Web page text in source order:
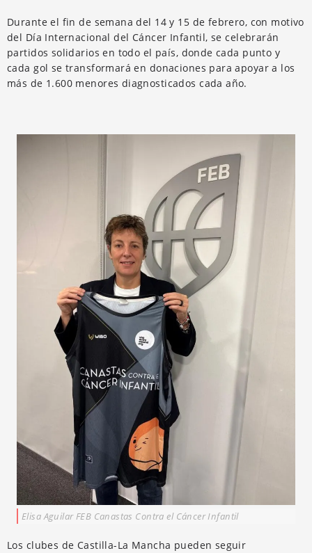
Durante el fin de semana del 14 y 15 de febrero, con motivo
del Día Internacional del Cáncer Infantil, se celebrarán
partidos solidarios en todo el país, donde cada punto y
cada gol se transformará en donaciones para apoyar a los
más de 1.600 menores diagnosticados cada año.
Elisa Aguilar FEB Canastas Contra el Cáncer Infantil
Los clubes de Castilla-La Mancha pueden seguir